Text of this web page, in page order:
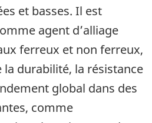
et basses. Il est
agent d’alliage
ferreux et non ferreux,
la durabilité, la résistance
global dans des
comme